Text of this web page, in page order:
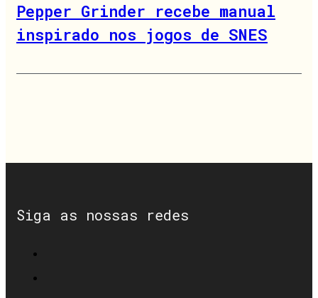
Pepper Grinder recebe manual
inspirado nos jogos de SNES
Siga as nossas redes